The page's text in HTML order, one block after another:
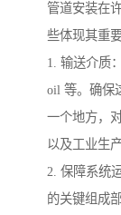
管道安装在
些体现其重
1. 输送介质
oil 等。确保
一个地方，
以及工业生
2. 保障系统
的关键组成